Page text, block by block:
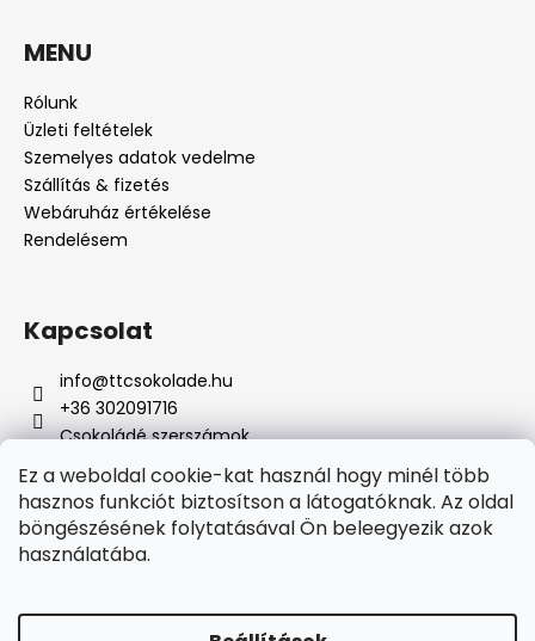
Ez a weboldal cookie-kat használ hogy minél több
hasznos funkciót biztosítson a látogatóknak. Az oldal
böngészésének folytatásával Ön beleegyezik azok
használatába.
MENU
Rólunk
Üzleti feltételek
Szemelyes adatok vedelme
Szállítás & fizetés
Webáruház értékelése
Rendelésem
Kapcsolat
info@ttcsokolade.hu
+36 302091716
Csokoládé szerszámok
Online fizetési lehetőséget biztosítunk